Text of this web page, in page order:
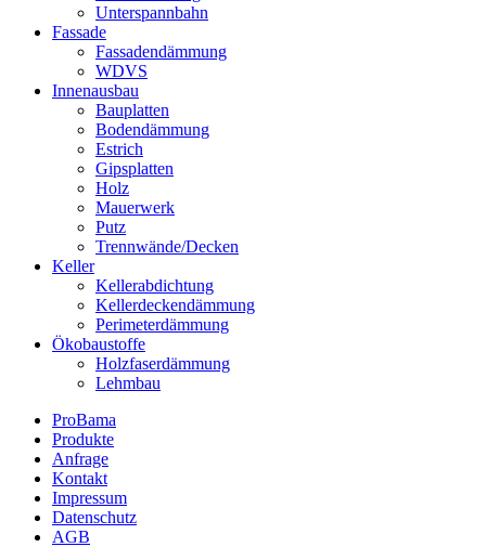
Unterspannbahn
Fassade
Fassadendämmung
WDVS
Innenausbau
Bauplatten
Bodendämmung
Estrich
Gipsplatten
Holz
Mauerwerk
Putz
Trennwände/Decken
Keller
Kellerabdichtung
Kellerdeckendämmung
Perimeterdämmung
Ökobaustoffe
Holzfaserdämmung
Lehmbau
ProBama
Produkte
Anfrage
Kontakt
Impressum
Datenschutz
AGB